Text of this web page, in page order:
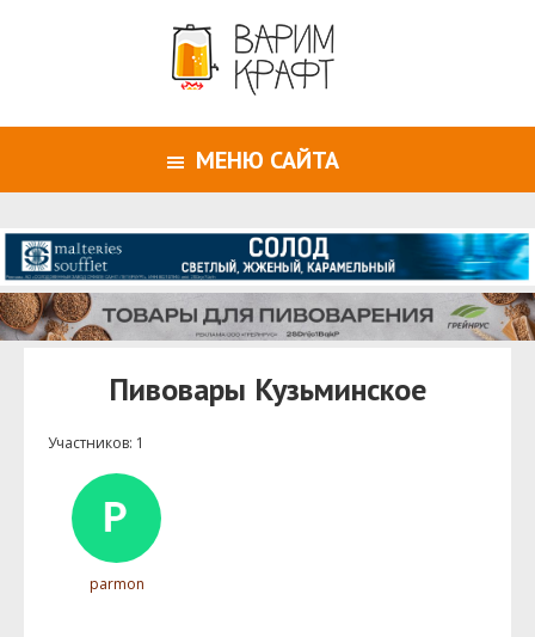
МЕНЮ САЙТА
Пивовары Кузьминское
Участников: 1
parmon